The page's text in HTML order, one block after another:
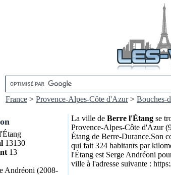
France > Provence-Alpes-Côte d'Azur> Bouches-
13130
13
Andréoni (2008-
La ville de Berre l'Étangse
Provence-Alpes-Côte d'Azur
Étang de Berre-Durance.Son
qui fait 324 habitants par
l'Étang est Serge Andréoni
ville à l'adresse suivante :